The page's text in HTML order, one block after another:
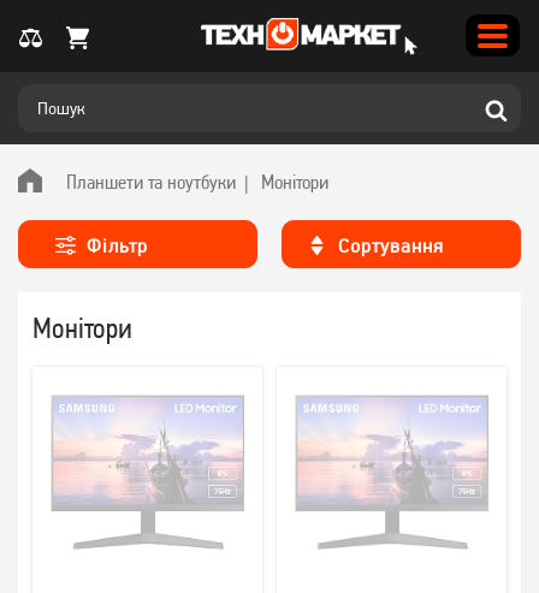
Планшети та ноутбуки Монітори
Фільтр
Монітори
Сортування